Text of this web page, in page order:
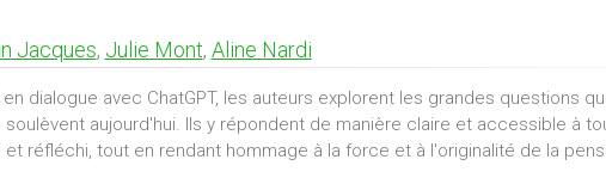
Jacques, Julie Mont, Aline Nardi
dialogue avec ChatGPT, les auteurs explorent les grandes questions
aujourd'hui. Ils y répondent de manière claire et accessible à
réfléchi, tout en rendant hommage à la force et à l'originalité de la